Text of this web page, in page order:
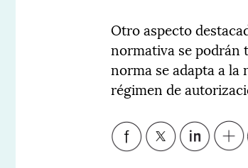
Otro aspecto
normativa se podrán
norma se adapta a la
régimen de